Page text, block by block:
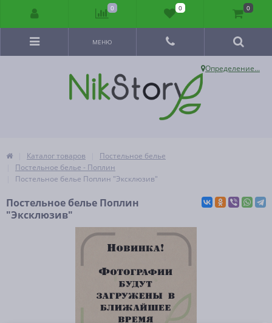
Определение...
МЕНЮ
Каталог товаров
Постельное белье
Постельное белье - Поплин
Постельное белье Поплин "Эксклюзив"
Постельное белье Поплин
"Эксклюзив"
0 0 0